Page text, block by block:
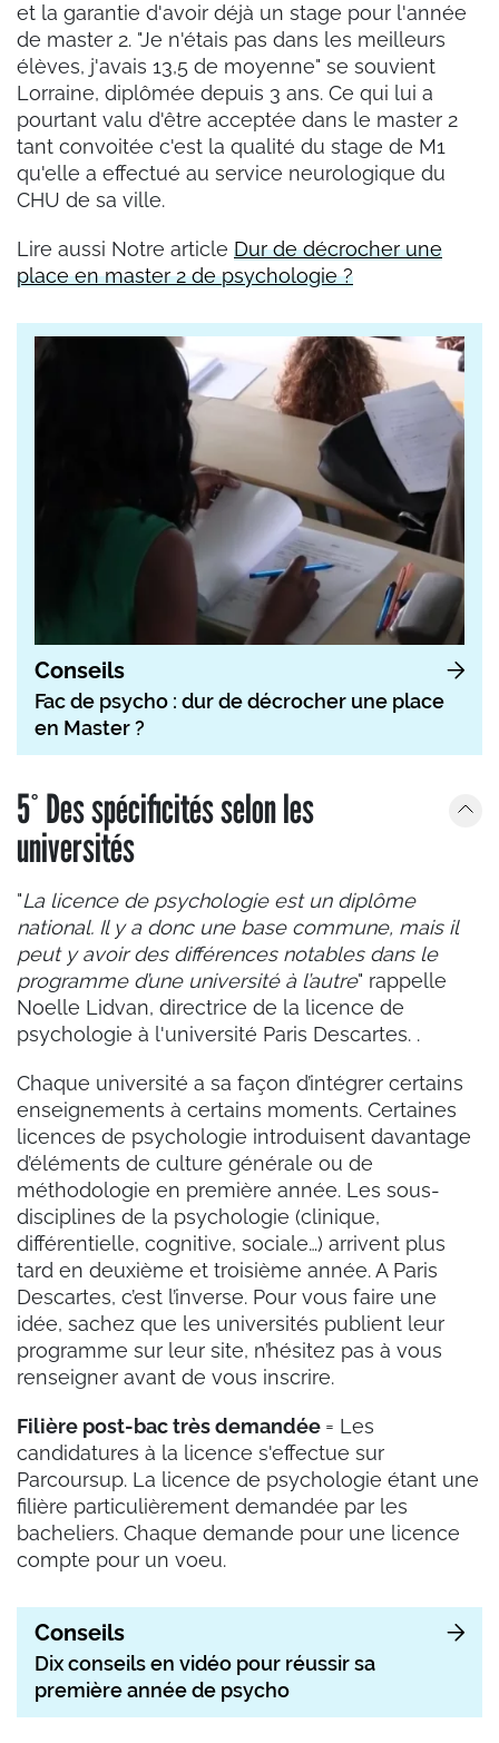
et la garantie d'avoir déjà un stage pour l'année
de master 2. "Je n'étais pas dans les meilleurs
élèves, j'avais 13,5 de moyenne" se souvient
Lorraine, diplômée depuis 3 ans. Ce qui lui a
pourtant valu d'être acceptée dans le master 2
tant convoitée c'est la qualité du stage de M1
qu'elle a effectué au service neurologique du
CHU de sa ville.
Lire aussi Notre article Dur de décrocher une
place en master 2 de psychologie ?
Conseils
Fac de psycho : dur de décrocher une place
en Master ?
5° Des spécificités selon les
universités
"La licence de psychologie est un diplôme
national. Il y a donc une base commune, mais il
peut y avoir des différences notables dans le
programme d’une université à l’autre" rappelle
Noelle Lidvan, directrice de la licence de
psychologie à l'université Paris Descartes. .
Chaque université a sa façon d’intégrer certains
enseignements à certains moments. Certaines
licences de psychologie introduisent davantage
d’éléments de culture générale ou de
méthodologie en première année. Les sous-
disciplines de la psychologie (clinique,
différentielle, cognitive, sociale…) arrivent plus
tard en deuxième et troisième année. A Paris
Descartes, c’est l’inverse. Pour vous faire une
idée, sachez que les universités publient leur
programme sur leur site, n’hésitez pas à vous
renseigner avant de vous inscrire.
Filière post-bac très demandée = Les
candidatures à la licence s'effectue sur
Parcoursup. La licence de psychologie étant une
filière particulièrement demandée par les
bacheliers. Chaque demande pour une licence
compte pour un voeu.
Conseils
Dix conseils en vidéo pour réussir sa
première année de psycho